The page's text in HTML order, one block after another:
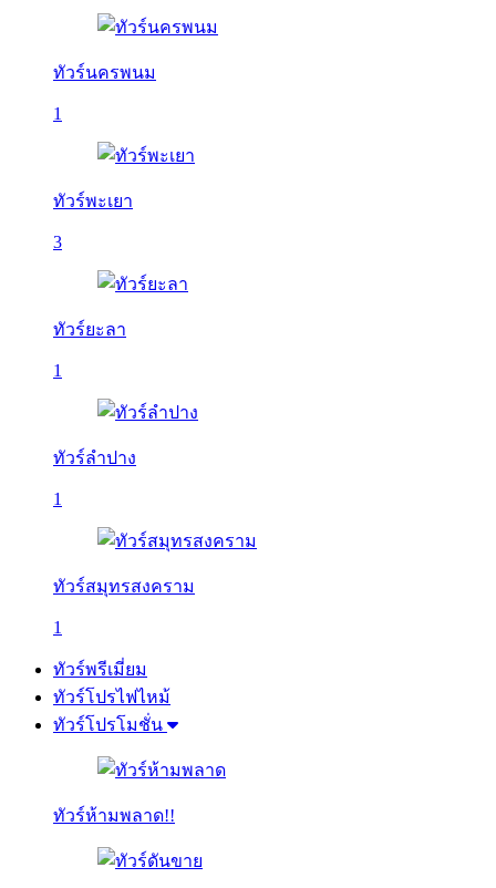
ทัวร์นครพนม
1
ทัวร์พะเยา
3
ทัวร์ยะลา
1
ทัวร์ลำปาง
1
ทัวร์สมุทรสงคราม
1
ทัวร์พรีเมี่ยม
ทัวร์โปรไฟไหม้
ทัวร์โปรโมชั่น
ทัวร์ห้ามพลาด!!